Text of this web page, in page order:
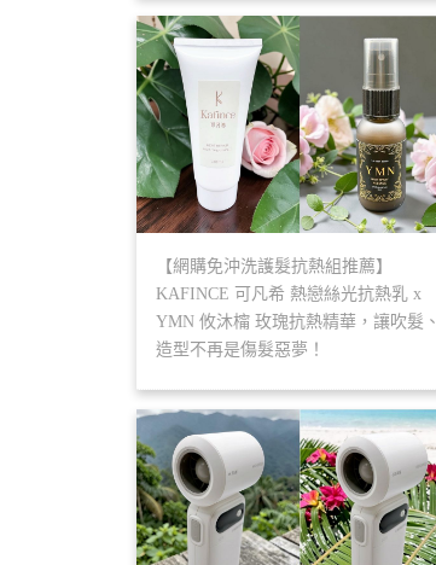
【網購免沖洗護髮抗熱組推薦】
KAFINCE 可凡希 熱戀絲光抗熱乳 x
YMN 攸沐橣 玫瑰抗熱精華，讓吹髮、
造型不再是傷髮惡夢！